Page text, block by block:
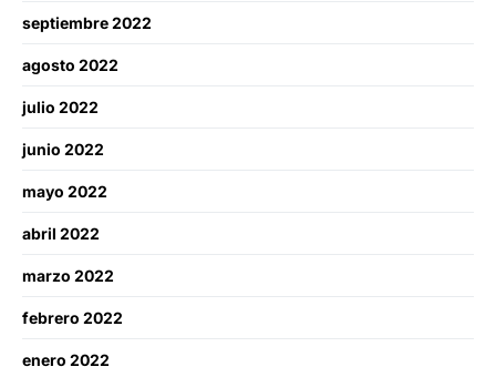
septiembre 2022
agosto 2022
julio 2022
junio 2022
mayo 2022
abril 2022
marzo 2022
febrero 2022
enero 2022